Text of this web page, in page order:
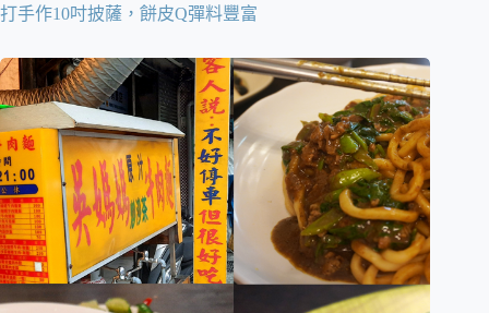
打手作10吋披薩，餅皮Q彈料豐富